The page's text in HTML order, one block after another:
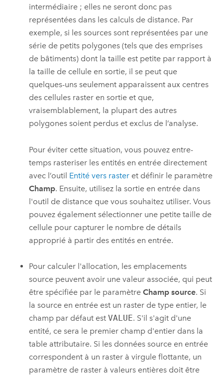
intermédiaire ; elles ne seront donc pas
représentées dans les calculs de distance. Par
exemple, si les sources sont représentées par une
série de petits polygones (tels que des emprises
de bâtiments) dont la taille est petite par rapport à
la taille de cellule en sortie, il se peut que
quelques-uns seulement apparaissent aux centres
des cellules raster en sortie et que,
vraisemblablement, la plupart des autres
polygones soient perdus et exclus de l’analyse.
Pour éviter cette situation, vous pouvez entre-
temps rasteriser les entités en entrée directement
avec l’outil Entité vers raster et définir le paramètre
Champ. Ensuite, utilisez la sortie en entrée dans
l'outil de distance que vous souhaitez utiliser. Vous
pouvez également sélectionner une petite taille de
cellule pour capturer le nombre de détails
approprié à partir des entités en entrée.
Pour calculer l'allocation, les emplacements
source peuvent avoir une valeur associée, qui peut
être spécifiée par le paramètreChamp source. Si
la source en entrée est un raster de type entier, le
champ par défaut estVALUE. S'il s'agit d'une
entité, ce sera le premier champ d'entier dans la
table attributaire. Si les données source en entrée
correspondent à un raster à virgule flottante, un
paramètre de raster à valeurs entières doit être